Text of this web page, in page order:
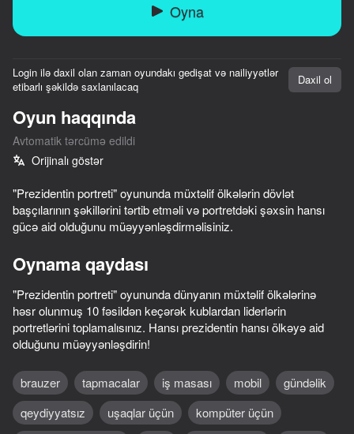
Cihazı döndərin
Oyun yalnız üfüqi
OYNA
Fisher's Fear 2: Retribution Escape from the Laser Bro and the strange family
Oyna
Login ilə daxil olan zaman oyundakı gedişat və nailiyyətlər
etibarlı şəkildə saxlanılacaq
Daxil ol
Oyun haqqında
Avtomatik tərcümə edildi
Orijinalı göstər
"Prezidentin portreti" oyununda müxtəlif ölkələrin dövlət
başçılarının şəkillərini tərtib etməli və portretdəki şəxsin hansı
gücə aid olduğunu müəyyənləşdirməlisiniz.
Oynama qaydası
"Prezidentin portreti" oyununda dünyanın müxtəlif ölkələrinə
həsr olunmuş 10 fəsildən keçərək kublardan liderlərin
portretlərini toplamalısınız. Hansı prezidentin hansı ölkəyə aid
olduğunu müəyyənləşdirin!
brauzer tapmacalar iş masası mobil
gündəlik
qeydiyyatsız
uşaqlar üçün kompüter üçün